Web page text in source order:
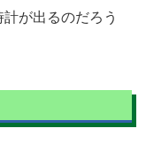
が出るのだろう